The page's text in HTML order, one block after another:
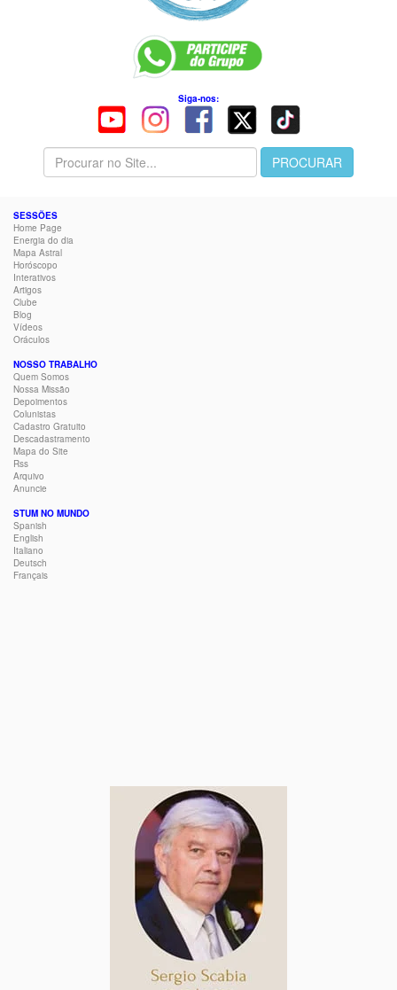
Siga-nos:
SESSÕES
Home Page
Energia do dia
Mapa Astral
Horóscopo
Interativos
Artigos
Clube
Blog
Vídeos
Oráculos
NOSSO TRABALHO
Quem Somos
Nossa Missão
Depoimentos
Colunistas
Cadastro Gratuito
Descadastramento
Mapa do Site
Rss
Arquivo
Anuncie
STUM NO MUNDO
Spanish
English
Italiano
Deutsch
Français